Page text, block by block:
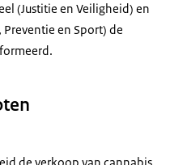
(Justitie en Veiligheid) en
Preventie en Sport) de